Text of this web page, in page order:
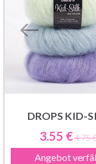
DROPS KID-
3.55 €4.75
Angebot